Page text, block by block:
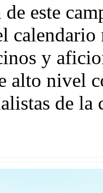
este
y
alto nivel
de la